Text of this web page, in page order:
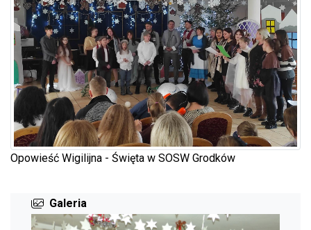
Opowieść Wigilijna - Święta w SOSW Grodków
Galeria